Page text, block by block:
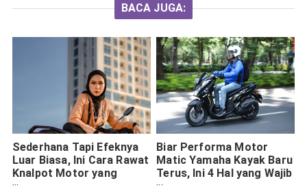
BACA JUGA:
Sederhana Tapi Efeknya
Luar Biasa, Ini Cara Rawat
Knalpot Motor yang
Benar Ala Yamaha
Biar Performa Motor
Matic Yamaha Kayak Baru
Terus, Ini 4 Hal yang Wajib
Dilakukan